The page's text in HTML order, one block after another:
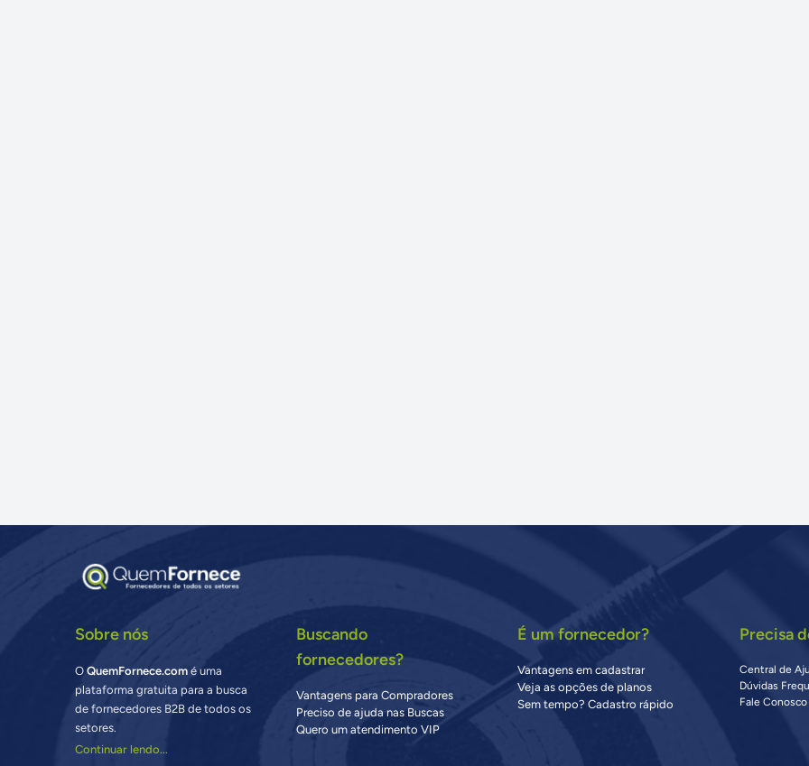
Sobre nós
OQuemFornece.com é uma
plataforma gratuita para a busca
de fornecedores B2B de todos os
setores.
Continuar lendo...
Buscando
fornecedores?
Vantagens para Compradores
Preciso de ajuda nas Buscas
Quero um atendimento VIP
É um fornecedor?
Vantagens em cadastrar
Veja as opções de planos
Sem tempo? Cadastro rápido
Precisa
Central de
Dúvidas
Fale Conosco